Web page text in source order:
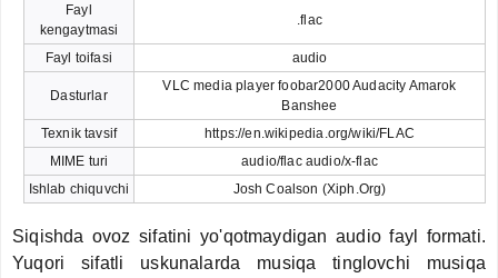
Fayl
kengaytmasi
.flac
Fayl toifasi audio
Dasturlar
VLC media player foobar2000 Audacity Amarok
Banshee
Texnik tavsif
https://en.wikipedia.org/wiki/FLAC
MIME turi
audio/flac audio/x-flac
Ishlab chiquvchi
Josh Coalson (Xiph.Org)
Siqishda ovoz sifatini yo'qotmaydigan audio fayl formati.
Yuqori sifatli uskunalarda musiqa tinglovchi musiqa